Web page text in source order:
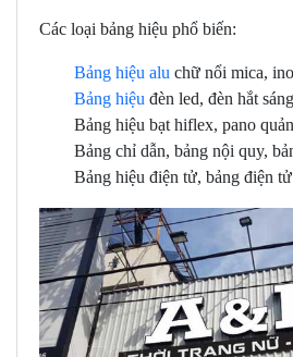
Các loại bảng hiệu phổ biến:
Bảng hiệu alu chữ nổi mica,
Bảng hiệu đèn led, đèn hắt
Bảng hiệu bạt hiflex, pano
Bảng chỉ dẫn, bảng nội quy,
Bảng hiệu điện tử, bảng điện